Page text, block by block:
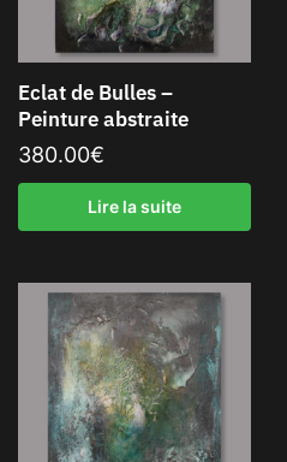
Eclat de Bulles –
Peinture abstraite
380.00€
Lire la suite